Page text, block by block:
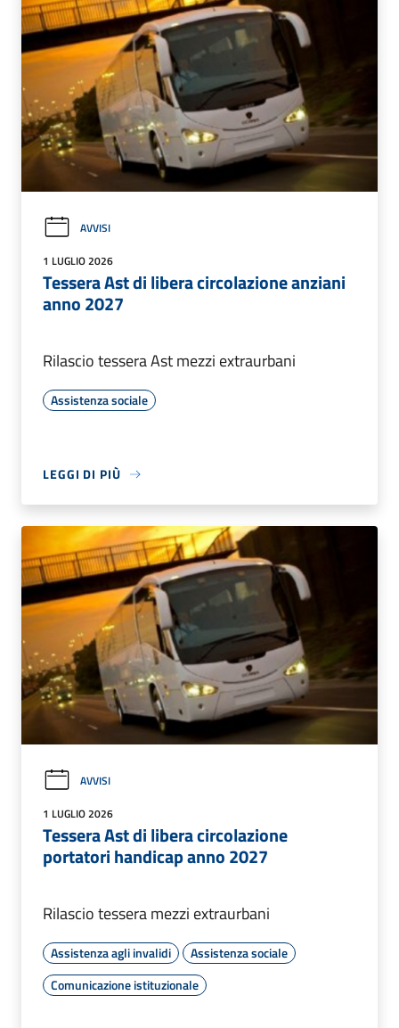
AVVISI
1 LUGLIO 2026
Tessera Ast di libera circolazione anziani
anno 2027
Rilascio tessera Ast mezzi extraurbani
Assistenza sociale
LEGGI DI PIÙ
AVVISI
1 LUGLIO 2026
Tessera Ast di libera circolazione
portatori handicap anno 2027
Rilascio tessera mezzi extraurbani
Assistenza agli invalidi
Assistenza sociale
Comunicazione istituzionale